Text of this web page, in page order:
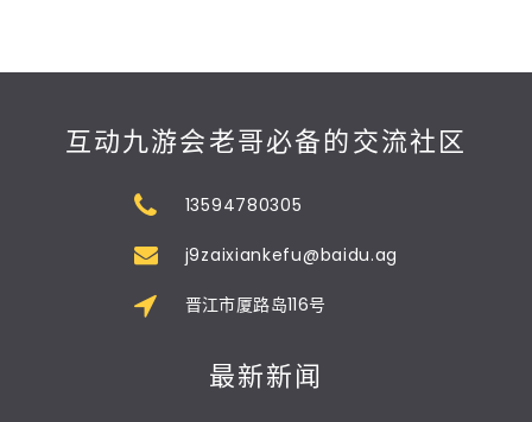
互动九游会老哥必备的交流社区
13594780305
j9zaixiankefu@baidu.ag
晋江市厦路岛116号
最新新闻